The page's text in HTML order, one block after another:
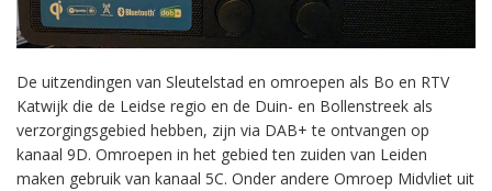
De uitzendingen van Sleutelstad en omroepen als Bo en RTV
Katwijk die de Leidse regio en de Duin- en Bollenstreek als
verzorgingsgebied hebben, zijn via DAB+ te ontvangen op
kanaal 9D. Omroepen in het gebied ten zuiden van Leiden
maken gebruik van kanaal 5C. Onder andere Omroep Midvliet uit